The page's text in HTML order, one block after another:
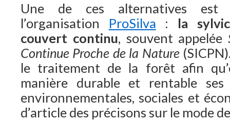
Une de ces alternatives est
l’organisation ProSilva : la
couvert continu, souvent appelée
Continue Proche de la Nature
le traitement de la forêt afin
manière durable et rentable
environnementales, sociales et
d’article des précisons sur le mode